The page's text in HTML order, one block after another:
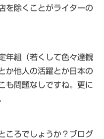
を除くことがライターの
年組（若くして色々達観
か他人の活躍とか日本の
も問題なしですね。更に
ころでしょうか？ブログ